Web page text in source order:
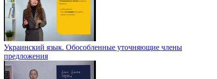
Украинский язык. Обособленные уточняющие члены
предложения